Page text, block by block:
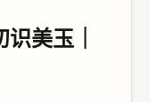
美玉｜